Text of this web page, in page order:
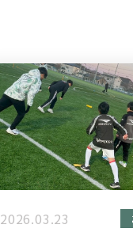
2026.03.23